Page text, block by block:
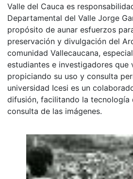
Valle del Cauca es
Departamental del Valle Jorge
propósito de aunar esfuerzos
preservación y divulgación del
comunidad Vallecaucana,
estudiantes e investigadores que
propiciando su uso y consulta
universidad Icesi es un
difusión, facilitando la tecnología
consulta de las imágenes.